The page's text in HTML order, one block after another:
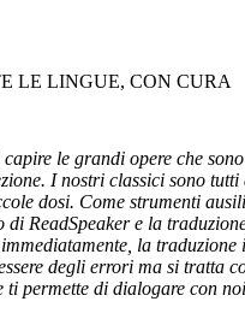
LE LINGUE, CON CURA
le grandi opere che
I nostri classici sono
dosi. Come strumenti
ReadSpeaker e la
la
degli errori ma si tratta
ti permette di dialogare con